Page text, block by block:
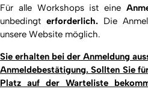
Für alle Workshops ist eine
unbedingt erforderlich. Die
unsere Website möglich.
Sie erhalten bei der Anmeldung
Anmeldebestätigung. Sollten Sie
Platz auf der Warteliste